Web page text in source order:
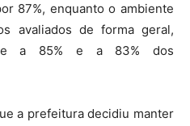
87%, enquanto o ambiente
avaliados de forma geral,
a 85% e a 83% dos
a prefeitura decidiu manter